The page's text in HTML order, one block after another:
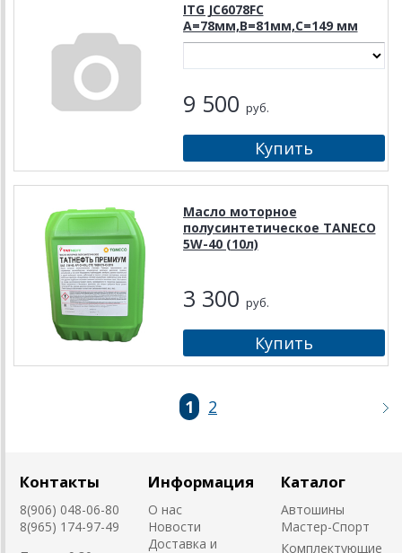
ITG JC6078FC
A=78мм,В=81мм,С=149 мм
9 500 руб.
Масло моторное
полуcинтетическое TANECO
5W-40 (10л)
3 300 руб.
1 2
Контакты
8(906) 048-06-80
8(965) 174-97-49
Информация
О нас
Новости
Доставка и
Каталог
Автошины
Мастер-Спорт
Комплектующие